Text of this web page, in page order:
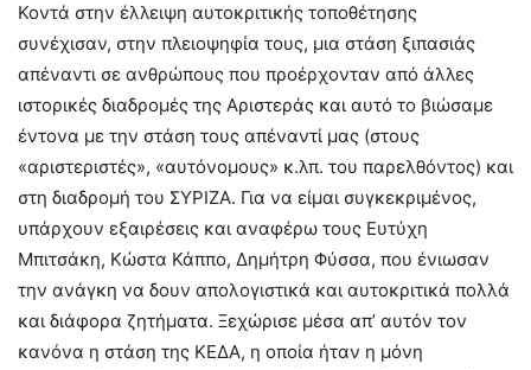
Κοντά στην έλλειψη αυτοκριτικής τοποθέτησης
συνέχισαν, στην πλειοψηφία τους, μια στάση ξιπασιάς
απέναντι σε ανθρώπους που προέρχονταν από άλλες
ιστορικές διαδρομές της Αριστεράς και αυτό το βιώσαμε
έντονα με την στάση τους απέναντί μας (στους
«αριστεριστές», «αυτόνομους» κ.λπ. του παρελθόντος) και
στη διαδρομή του ΣΥΡΙΖΑ. Για να είμαι συγκεκριμένος,
υπάρχουν εξαιρέσεις και αναφέρω τους Ευτύχη
Μπιτσάκη, Κώστα Κάππο, Δημήτρη Φύσσα, που ένιωσαν
την ανάγκη να δουν απολογιστικά και αυτοκριτικά πολλά
και διάφορα ζητήματα. Ξεχώρισε μέσα απ’ αυτόν τον
κανόνα η στάση της ΚΕΔΑ, η οποία ήταν η μόνη